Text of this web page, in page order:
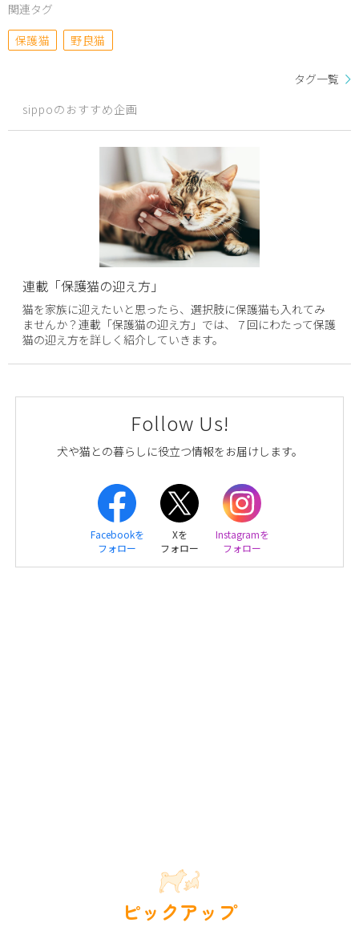
関連タグ
保護猫
野良猫
タグ一覧
sippoのおすすめ企画
連載「保護猫の迎え方」
猫を家族に迎えたいと思ったら、選択肢に保護猫も入れてみ
ませんか？連載「保護猫の迎え方」では、７回にわたって保護
猫の迎え方を詳しく紹介していきます。
Follow Us!
犬や猫との暮らしに役立つ情報をお届けします。
Facebookを
フォロー
Xを
フォロー
Instagramを
フォロー
ピックアップ